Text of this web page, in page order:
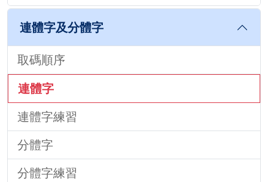
連體字及分體字
取碼順序
連體字
連體字練習
分體字
分體字練習